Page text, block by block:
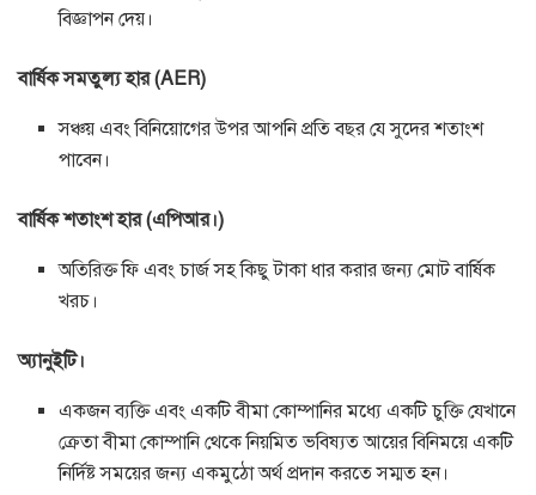
বিজ্ঞাপন দেয়।
বার্ষিক সমতুল্য হার (AER)
সঞ্চয় এবং বিনিয়োগের উপর আপনি প্রতি বছর যে সুদের শতাংশ
পাবেন।
বার্ষিক শতাংশ হার (এপিআর।)
অতিরিক্ত ফি এবং চার্জ সহ কিছু টাকা ধার করার জন্য মোট বার্ষিক
খরচ।
অ্যানুইটি।
একজন ব্যক্তি এবং একটি বীমা কোম্পানির মধ্যে একটি চুক্তি যেখানে
ক্রেতা বীমা কোম্পানি থেকে নিয়মিত ভবিষ্যত আয়ের বিনিময়ে একটি
নির্দিষ্ট সময়ের জন্য একমুঠো অর্থ প্রদান করতে সম্মত হন।